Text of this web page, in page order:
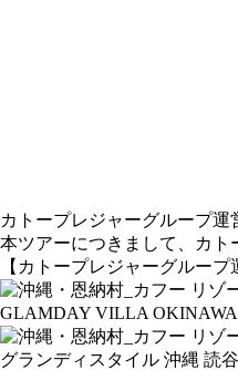
カトープレジャーグループ
本ツアーにつきまして、カト
【カトープレジャーグループ
GLAMDAY VILLA
グランディスタイル 沖縄 読